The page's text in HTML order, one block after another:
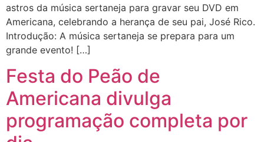
astros da música sertaneja para gravar seu DVD em
Americana, celebrando a herança de seu pai, José Rico.
Introdução: A música sertaneja se prepara para um
grande evento! […]
Festa do Peão de
Americana divulga
programação completa por